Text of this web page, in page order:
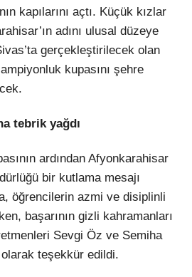
kapılarını açtı. Küçük kızlar
adını ulusal düzeye
gerçekleştirilecek olan
kupasını şehre
tebrik yağdı
ardından Afyonkarahisar
bir kutlama mesajı
öğrencilerin azmi ve disiplinli
başarının gizli kahramanları
Sevgi Öz ve Semiha
teşekkür edildi.